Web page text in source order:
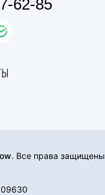
62-85
. Все права защищены